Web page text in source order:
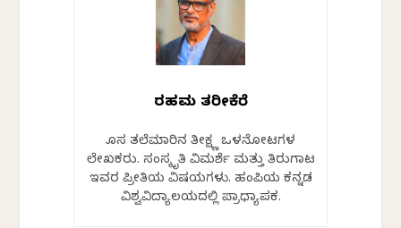
ರಹಮತ್ ತರೀಕೆರೆ
ಹೊಸ ತಲೆಮಾರಿನ ತೀಕ್ಷ್ಣ ಒಳನೋಟಗಳ
ಲೇಖಕರು. ಸಂಸ್ಕೃತಿ ವಿಮರ್ಶೆ ಮತ್ತು ತಿರುಗಾಟ
ಇವರ ಪ್ರೀತಿಯ ವಿಷಯಗಳು. ಹಂಪಿಯ ಕನ್ನಡ
ವಿಶ್ವವಿದ್ಯಾಲಯದಲ್ಲಿ ಪ್ರಾಧ್ಯಾಪಕ.